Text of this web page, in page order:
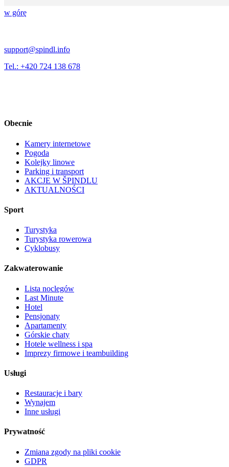
w górę
support@spindl.info
Tel.: +420 724 138 678
Obecnie
Kamery internetowe
Pogoda
Kolejky linowe
Parking i transport
AKCJE W ŠPINDLU
AKTUALNOŚCI
Sport
Turystyka
Turystyka rowerowa
Cyklobusy
Zakwaterowanie
Lista noclegów
Last Minute
Hotel
Pensjonaty
Apartamenty
Górskie chaty
Hotele wellness i spa
Imprezy firmowe i teambuilding
Usługi
Restauracje i bary
Wynajem
Inne usługi
Prywatność
Zmiana zgody na pliki cookie
GDPR